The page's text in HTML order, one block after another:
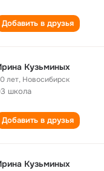
Добавить в друзья
Кузьминых
лет, Новосибирск
школа
Добавить в друзья
Кузьминых